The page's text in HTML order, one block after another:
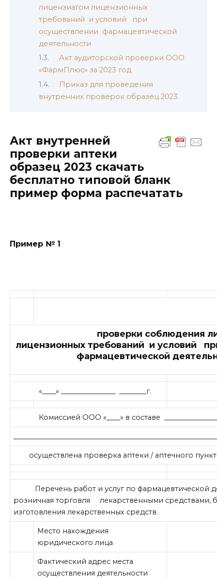
лицензиатом лицензионных
требований и условий при
осуществлении фармацевтической
деятельности
Акт аудиторской проверки ООО
«ФармПлюс» за 2023 год
Приказ для проведения
внутренних проверок образец 2023
Акт внутренней
проверки аптеки
образец 2023 скачать
бесплатно типовой бланк
пример форма распечатать
Пример № 1
проверки соблюдения
лицензионных требований и условий
фармацевтической
«____» ________________ ________г.
Комиссией ООО «____» в составе
осуществлена проверка аптеки / аптечного
Перечень работ и услуг по фармацевтической
розничная торговля лекарственными средствами,
изготовления лекарственных средств.
Место нахождения
юридического лица
Фактический адрес места
осуществления деятельности